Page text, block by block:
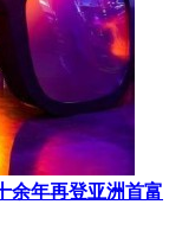
余年再登亚洲首富